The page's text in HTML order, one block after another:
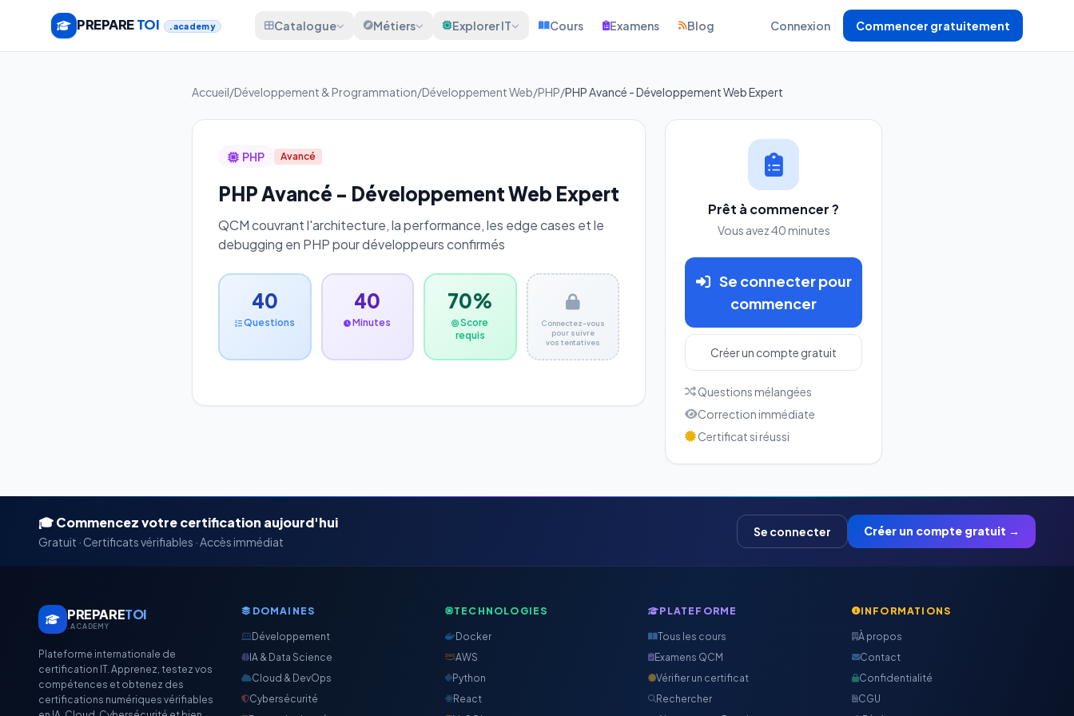
PREPARETOI .academy Catalogue Métiers Explorer IT Cours Examens Blog Connexion Commencer gratuitement
Accueil/Développement & Programmation/Développement Web/PHP/PHP Avancé - Développement Web Expert
PHP Avancé
PHP Avancé - Développement Web Expert
QCM couvrant l'architecture, la performance, les edge cases et le
debugging en PHP pour développeurs confirmés
40
Questions
40
Minutes
70%
Score
requis
Connectez-vous
pour suivre
vos tentatives
Prêt à commencer ?
Vous avez 40 minutes
Se connecter pour
commencer
Créer un compte gratuit
Questions mélangées
Correction immédiate
Certificat si réussi
🎓 Commencez votre certification aujourd'hui
Gratuit · Certificats vérifiables · Accès immédiat
Se connecter Créer un compte gratuit →
PREPARETOI
.ACADEMY
Plateforme internationale de
certification IT. Apprenez, testez vos
compétences et obtenez des
certifications numériques vérifiables
DOMAINES
Développement
IA & Data Science
Cloud & DevOps
Cybersécurité
TECHNOLOGIES
Docker
AWS
Python
React
PLATEFORME
Tous les cours
Examens QCM
Vérifier un certificat
Rechercher
INFORMATIONS
À propos
Contact
Confidentialité
CGU